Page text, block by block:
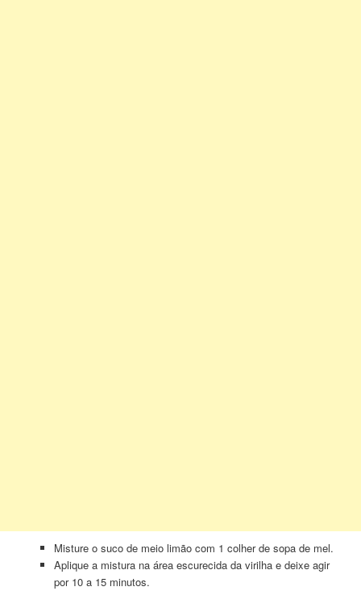
Misture o suco de meio limão com 1 colher de sopa de mel.
Aplique a mistura na área escurecida da virilha e deixe agir
por 10 a 15 minutos.